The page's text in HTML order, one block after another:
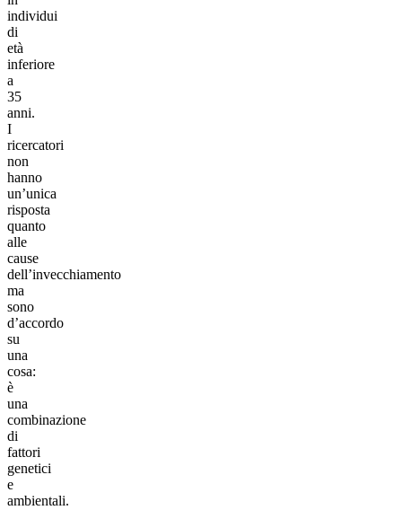
individui
di
età
inferiore
a
35
anni.
I
ricercatori
non
hanno
un’unica
risposta
quanto
alle
cause
dell’invecchiamento
ma
sono
d’accordo
su
una
cosa:
è
una
combinazione
di
fattori
genetici
e
ambientali.